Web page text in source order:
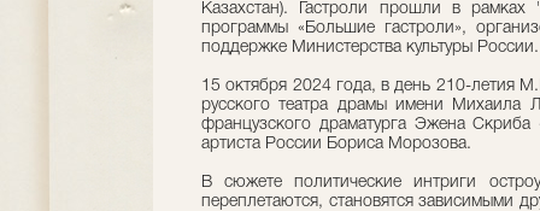
Казахстан). Гастроли прошли в
программы «Большие гастроли»,
поддержке Министерства культуры России.
15 октября 2024 года, в день 210-летия
русского театра драмы имени Михаила
французского драматурга Эжена Скриба
артиста России Бориса Морозова.
В сюжете политические интриги
переплетаются, становятся зависимыми